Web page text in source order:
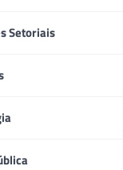
Setoriais
de
levantamento
mais de 11 mil
e bem-estar
66% dos
saúde e bem-